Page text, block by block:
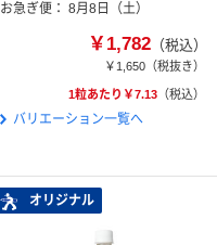
お急ぎ便
8月8日（土）
￥1,782 （税込）
￥1,650 （税抜き）
1粒あたり￥7.13 （税込）
バリエーション一覧へ
オリジナル